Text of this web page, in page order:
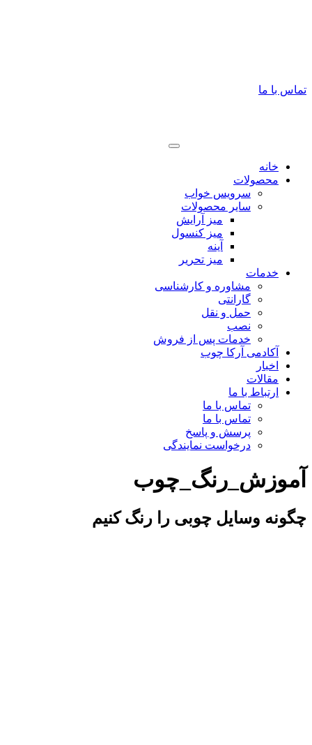
تماس با ما
خانه
محصولات
سرویس خواب
سایر محصولات
میز آرایش
میز کنسول
آینه
میز تحریر
خدمات
مشاوره و کارشناسی
گارانتی
حمل و نقل
نصب
خدمات پس از فروش
آکادمی آرکا چوب
اخبار
مقالات
ارتباط با ما
تماس با ما
تماس با ما
پرسش و پاسخ
درخواست نمایندگی
آموزش_رنگ_چوب
چگونه وسایل چوبی را رنگ کنیم